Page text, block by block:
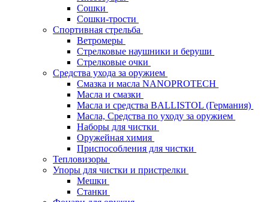
Сошки
Сошки-трости
Спортивная стрельба
Ветромеры
Стрелковые наушники и беруши
Стрелковые очки
Средства ухода за оружием
Смазка и масла NANOPROTECH
Масла и смазки
Масла и средства BALLISTOL (Германия)
Масла, Средства по уходу за оружием
Наборы для чистки
Оружейная химия
Приспособления для чистки
Тепловизоры
Упоры для чистки и пристрелки
Мешки
Станки